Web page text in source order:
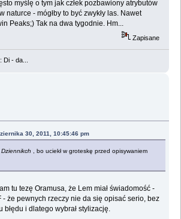
myślę o tym jak człek pozbawiony atrybutów
naturce - mógłby to być zwykły las. Nawet
Peaks;) Tak na dwa tygodnie. Hm...
Zapisane
- da...
30, 2011, 10:45:46 pm
Dziennikch , bo uciekł w groteskę przed opisywaniem
tu tezę Oramusa, że Lem miał świadomość -
- że pewnych rzeczy nie da się opisać serio, bez
i dlatego wybrał stylizację.